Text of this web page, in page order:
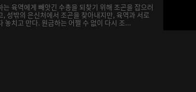
는 육역에게 빼앗긴 수총을 되찾기 위해 조곤을 잡으러
, 성밖의 은신처에서 조곤을 찾아내지만, 육역과 서로
놓치고 만다. 원금하는 어쩔 수 없이 다시 조...